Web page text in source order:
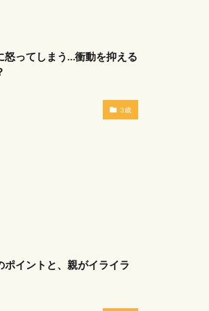
怒ってしまう…衝動を抑える
3歳
ポイントと、親がイライラ